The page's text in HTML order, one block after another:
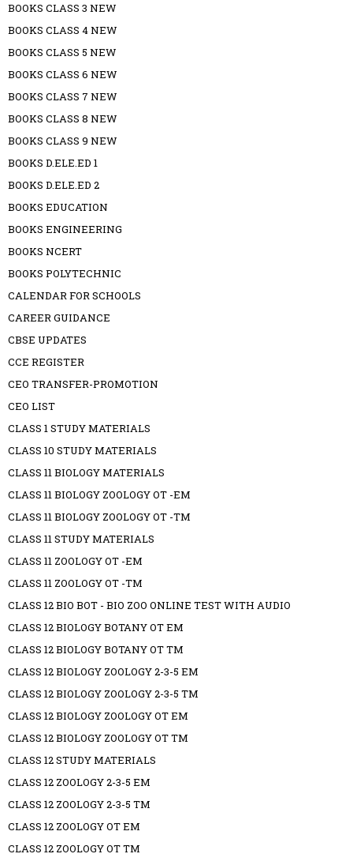
BOOKS CLASS 3 NEW
BOOKS CLASS 4 NEW
BOOKS CLASS 5 NEW
BOOKS CLASS 6 NEW
BOOKS CLASS 7 NEW
BOOKS CLASS 8 NEW
BOOKS CLASS 9 NEW
BOOKS D.ELE.ED 1
BOOKS D.ELE.ED 2
BOOKS EDUCATION
BOOKS ENGINEERING
BOOKS NCERT
BOOKS POLYTECHNIC
CALENDAR FOR SCHOOLS
CAREER GUIDANCE
CBSE UPDATES
CCE REGISTER
CEO TRANSFER-PROMOTION
CEO LIST
CLASS 1 STUDY MATERIALS
CLASS 10 STUDY MATERIALS
CLASS 11 BIOLOGY MATERIALS
CLASS 11 BIOLOGY ZOOLOGY OT -EM
CLASS 11 BIOLOGY ZOOLOGY OT -TM
CLASS 11 STUDY MATERIALS
CLASS 11 ZOOLOGY OT -EM
CLASS 11 ZOOLOGY OT -TM
CLASS 12 BIO BOT - BIO ZOO ONLINE TEST WITH AUDIO
CLASS 12 BIOLOGY BOTANY OT EM
CLASS 12 BIOLOGY BOTANY OT TM
CLASS 12 BIOLOGY ZOOLOGY 2-3-5 EM
CLASS 12 BIOLOGY ZOOLOGY 2-3-5 TM
CLASS 12 BIOLOGY ZOOLOGY OT EM
CLASS 12 BIOLOGY ZOOLOGY OT TM
CLASS 12 STUDY MATERIALS
CLASS 12 ZOOLOGY 2-3-5 EM
CLASS 12 ZOOLOGY 2-3-5 TM
CLASS 12 ZOOLOGY OT EM
CLASS 12 ZOOLOGY OT TM